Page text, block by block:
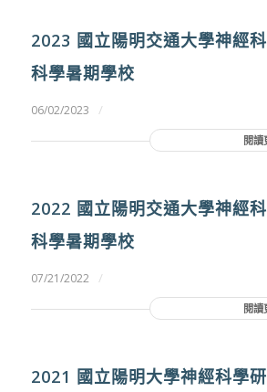
2023 國立陽明交通大學神經
科學暑期學校
06/02/2023 /
閱讀
2022 國立陽明交通大學神經
科學暑期學校
07/21/2022 /
閱讀
2021 國立陽明大學神經科學